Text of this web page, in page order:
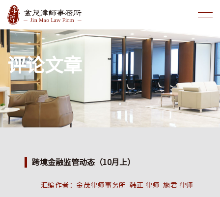
评论文章
跨境金融监管动态（10月上）
汇编作者：金茂律师事务所 韩正 律师 施君 律师